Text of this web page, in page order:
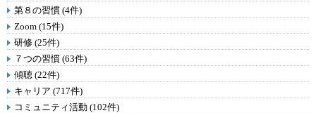
第８の習慣 (4件)
Zoom (15件)
研修 (25件)
７つの習慣 (63件)
傾聴 (22件)
キャリア (717件)
コミュニティ活動 (102件)